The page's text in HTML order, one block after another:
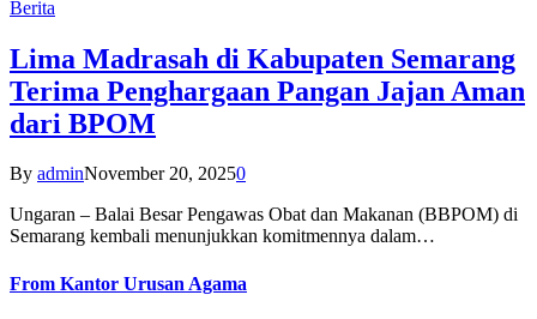
Berita
Lima Madrasah di Kabupaten Semarang
Terima Penghargaan Pangan Jajan Aman
dari BPOM
By adminNovember 20, 20250
Ungaran – Balai Besar Pengawas Obat dan Makanan (BBPOM) di
Semarang kembali menunjukkan komitmennya dalam…
From Kantor Urusan Agama